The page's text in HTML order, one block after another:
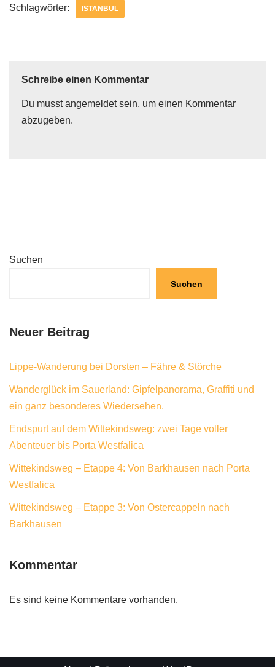
Schlagwörter: ISTANBUL
Schreibe einen Kommentar
Du musstangemeldetsein, um einen Kommentar
abzugeben.
Suchen
Suchen
Neuer Beitrag
Lippe-Wanderung bei Dorsten – Fähre & Störche
Wanderglück im Sauerland: Gipfelpanorama, Graffiti und
ein ganz besonderes Wiedersehen.
Endspurt auf dem Wittekindsweg: zwei Tage voller
Abenteuer bis Porta Westfalica
Wittekindsweg – Etappe 4: Von Barkhausen nach Porta
Westfalica
Wittekindsweg – Etappe 3: Von Ostercappeln nach
Barkhausen
Kommentar
Es sind keine Kommentare vorhanden.